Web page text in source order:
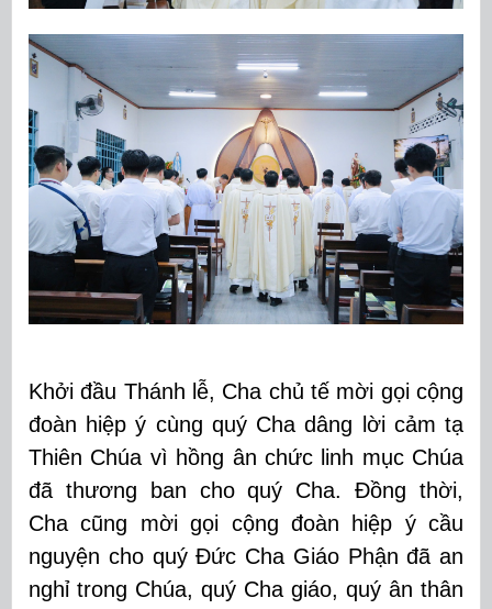
Khởi đầu Thánh lễ, Cha chủ tế mời gọi cộng
đoàn hiệp ý cùng quý Cha dâng lời cảm tạ
Thiên Chúa vì hồng ân chức linh mục Chúa
đã thương ban cho quý Cha. Đồng thời,
Cha cũng mời gọi cộng đoàn hiệp ý cầu
nguyện cho quý Đức Cha Giáo Phận đã an
nghỉ trong Chúa, quý Cha giáo, quý ân thân